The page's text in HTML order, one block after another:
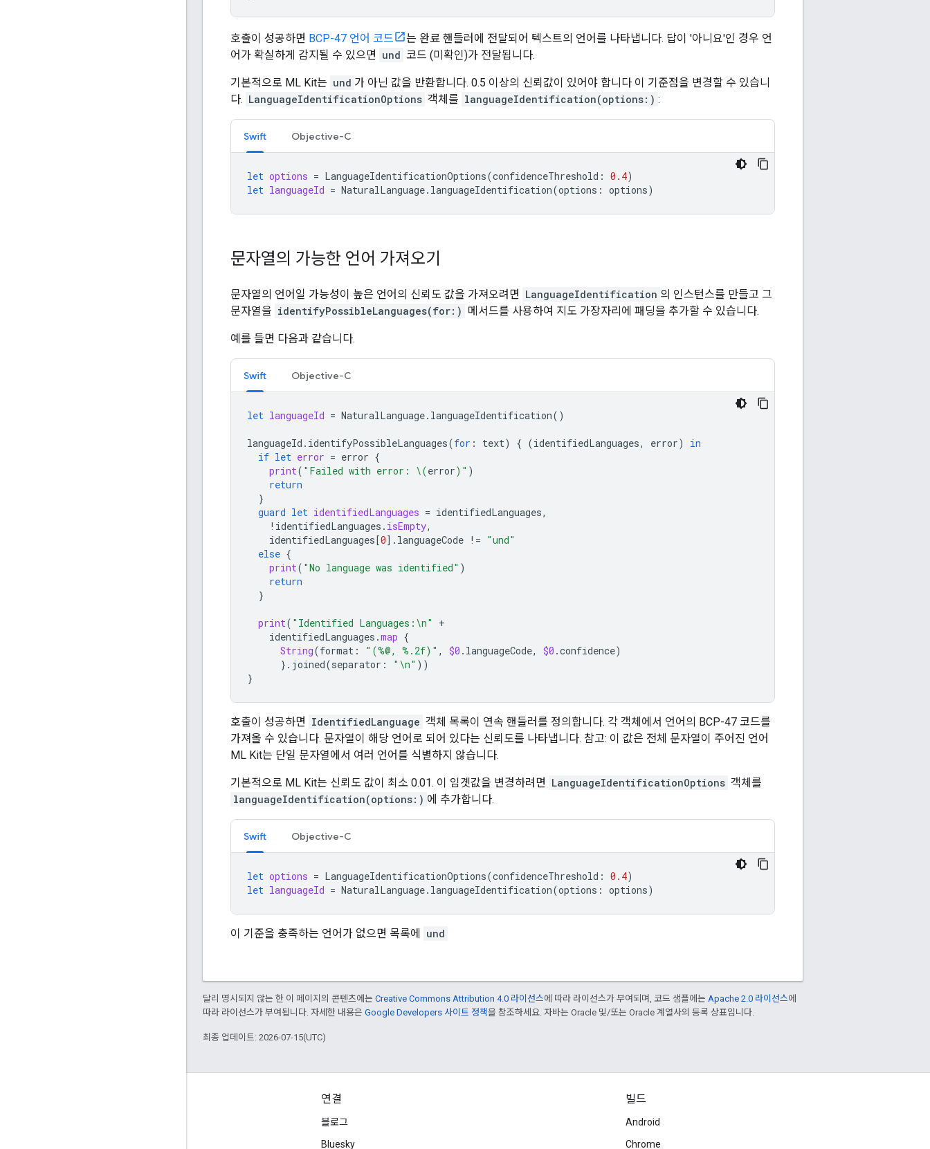
호출이 성공하면 BCP-47 언어 코드
는 완료 핸들러에 전달되어 텍스트의 언어를 나타냅니다. 답이 '아니요'인 경우 언
어가 확실하게 감지될 수 있으면 und 코드 (미확인)가 전달됩니다.
기본적으로 ML Kit는 und 가 아닌 값을 반환합니다. 0.5 이상의 신뢰값이 있어야 합니다 이 기준점을 변경할 수 있습니
다. LanguageIdentificationOptions 객체를 languageIdentification(options:) :
Swift Objective-C
let options = LanguageIdentificationOptions(confidenceThreshold : 0.4)
let languageId = NaturalLanguage. languageIdentification(options : options)
문자열의 가능한 언어 가져오기
문자열의 언어일 가능성이 높은 언어의 신뢰도 값을 가져오려면 LanguageIdentification 의 인스턴스를 만들고 그
문자열을 identifyPossibleLanguages(for:) 메서드를 사용하여 지도 가장자리에 패딩을 추가할 수 있습니다.
예를 들면 다음과 같습니다.
Swift Objective-C
let languageId = NaturalLanguage. languageIdentification()
languageId . identifyPossibleLanguages(for : text) { (identifiedLanguages, error)
in
if let error = error {
print( "Failed with error: \(error) " )
return
}
guard let identifiedLanguages = identifiedLanguages,
! identifiedLanguages . isEmpty,
identifiedLanguages[0]. languageCode != "und"
else {
print( "No language was identified" )
return
}
print( "Identified Languages: \n"
+
identifiedLanguages .map {
String(format : "(%@, %.2f)" , $0 . languageCode, $0 .confidence)
}. joined(separator : " \n" ))
}
호출이 성공하면 IdentifiedLanguage 객체 목록이 연속 핸들러를 정의합니다. 각 객체에서 언어의 BCP-47 코드를
가져올 수 있습니다. 문자열이 해당 언어로 되어 있다는 신뢰도를 나타냅니다. 참고: 이 값은 전체 문자열이 주어진 언어
ML Kit는 단일 문자열에서 여러 언어를 식별하지 않습니다.
기본적으로 ML Kit는 신뢰도 값이 최소 0.01. 이 임곗값을 변경하려면 LanguageIdentificationOptions 객체를
languageIdentification(options:) 에 추가합니다.
Swift Objective-C
let options = LanguageIdentificationOptions(confidenceThreshold : 0.4)
let languageId = NaturalLanguage. languageIdentification(options : options)
이 기준을 충족하는 언어가 없으면 목록에 und
달리 명시되지 않는 한 이 페이지의 콘텐츠에는 Creative Commons Attribution 4.0 라이선스에 따라 라이선스가 부여되며, 코드 샘플에는 Apache 2.0 라이선스에
따라 라이선스가 부여됩니다. 자세한 내용은 Google Developers 사이트 정책을 참조하세요. 자바는 Oracle 및/또는 Oracle 계열사의 등록 상표입니다.
최종 업데이트: 2026-07-15(UTC)
연결
블로그
Bluesky
빌드
Android
Chrome